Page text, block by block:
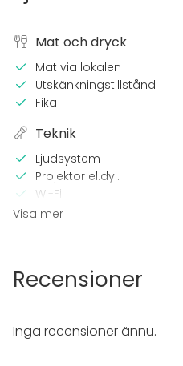
Mat och dryck
Mat via lokalen
Utskänkningstillstånd
Fika
Teknik
Ljudsystem
Projektor el.dyl.
Wi-Fi
TV
Tillgänglighetsanpassad
Anteckningsmaterial
Whiteboard / Blädderblock
Visa mer
Recensioner
Inga recensioner ännu.